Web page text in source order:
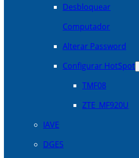
Desbloquear
Computador
Alterar Password
Configurar HotSpot
TMF08
ZTE_MF920U
IAVE
DGES